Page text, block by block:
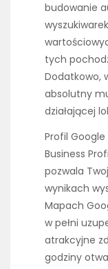
budowanie
tych
Dodatkowo,
absolutny
działającej
Profil
Business
pozwala
wynikach
Mapach
w pełni
atrakcyjne
godziny